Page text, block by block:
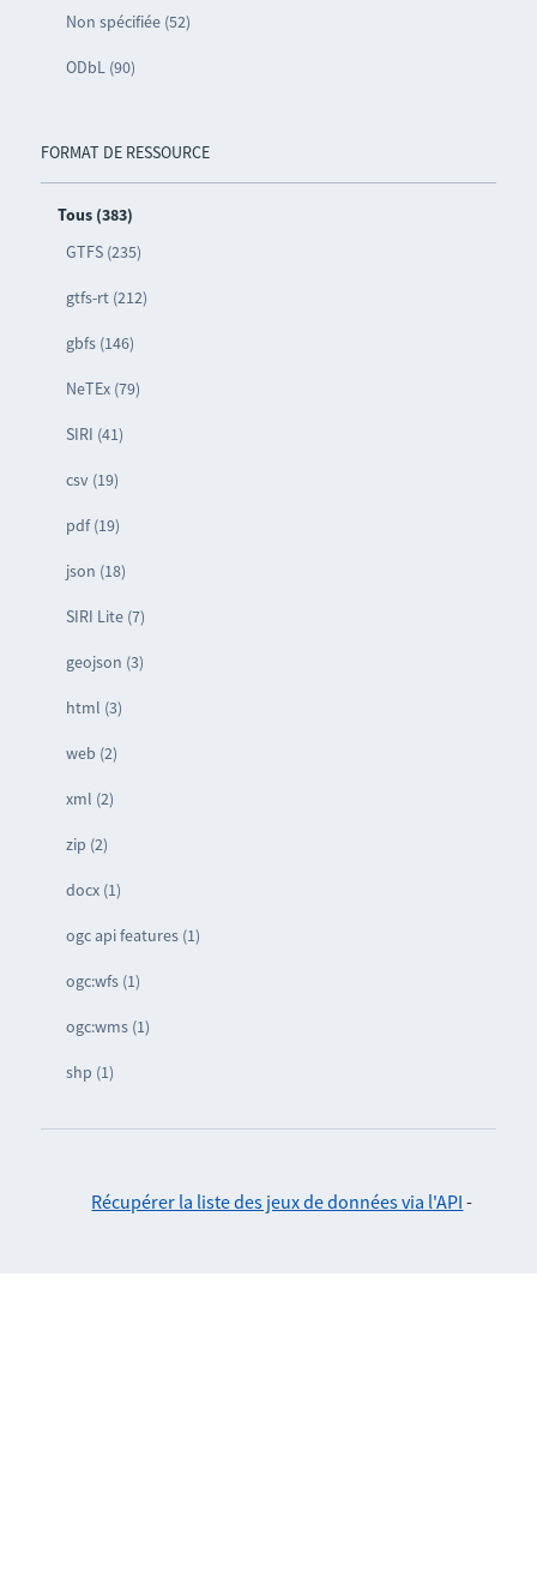
Non spécifiée (52)
ODbL (90)
FORMAT DE RESSOURCE
Tous (383)
GTFS (235)
gtfs-rt (212)
gbfs (146)
NeTEx (79)
SIRI (41)
csv (19)
pdf (19)
json (18)
SIRI Lite (7)
geojson (3)
html (3)
web (2)
xml (2)
zip (2)
docx (1)
ogc api features (1)
ogc:wfs (1)
ogc:wms (1)
shp (1)
Récupérer la liste des jeux de données via l'API -